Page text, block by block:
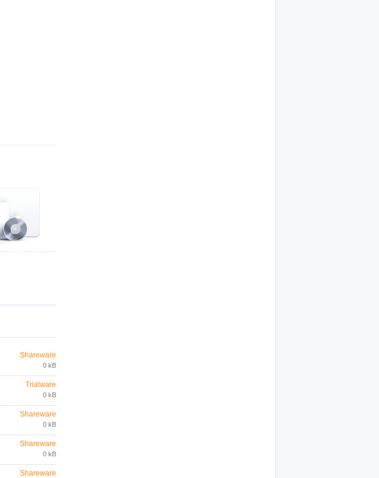
Shareware
0 kB
Trialware
0 kB
Shareware
0 kB
Shareware
0 kB
Shareware